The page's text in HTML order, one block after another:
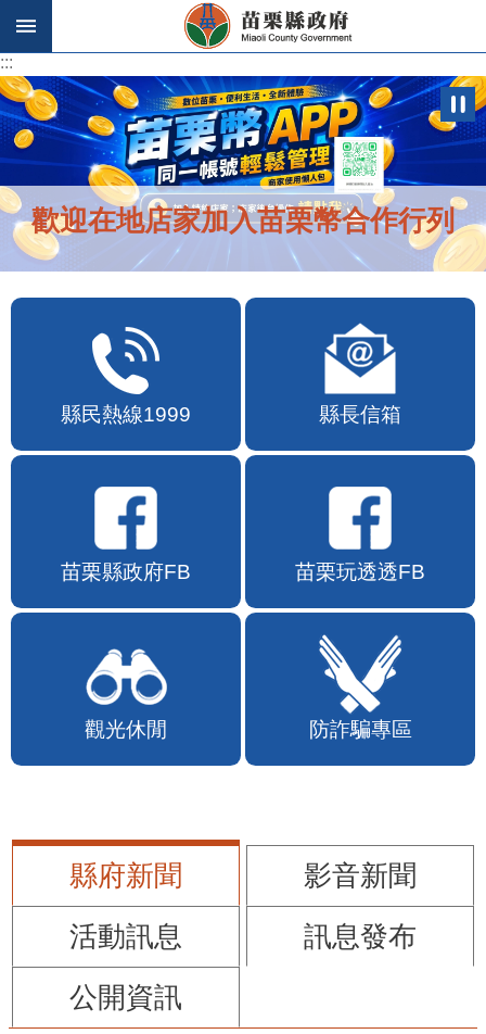
跳到主要內容區塊
:::
:::
歡迎在地店家加入苗栗幣合作行列
縣民熱線1999 縣長信箱
苗栗縣政府FB 苗栗玩透透FB
觀光休閒 防詐騙專區
縣府新聞
影音新聞
活動訊息
訊息發布
公開資訊